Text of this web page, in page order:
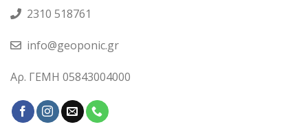
2310 518761
info@geoponic.gr
Αρ. ΓΕΜΗ 05843004000